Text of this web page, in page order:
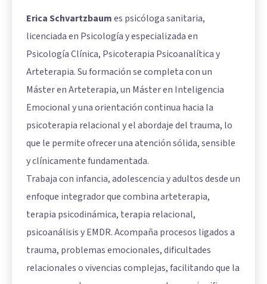
Erica Schvartzbaumes psicóloga sanitaria,
licenciada en Psicología y especializada en
Psicología Clínica, Psicoterapia Psicoanalítica y
Arteterapia. Su formación se completa con un
Máster en Arteterapia, un Máster en Inteligencia
Emocional y una orientación continua hacia la
psicoterapia relacional y el abordaje del trauma, lo
que le permite ofrecer una atención sólida, sensible
y clínicamente fundamentada.
Trabaja con infancia, adolescencia y adultos desde un
enfoque integrador que combina arteterapia,
terapia psicodinámica, terapia relacional,
psicoanálisis y EMDR. Acompaña procesos ligados a
trauma, problemas emocionales, dificultades
relacionales o vivencias complejas, facilitando que la